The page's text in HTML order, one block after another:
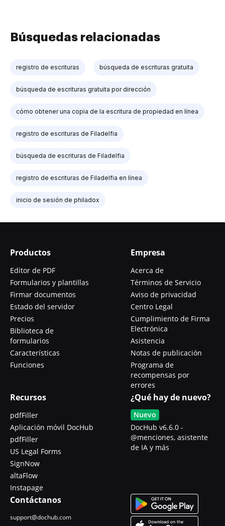
Búsquedas relacionadas
registro de escrituras búsqueda de escrituras gratuita
búsqueda de escrituras gratuita por dirección
cómo obtener una copia de la escritura de propiedad en línea
registro de escrituras de Filadelfia
búsqueda de escrituras de Filadelfia
registro de escrituras de Filadelfia en línea
inicio de sesión de philadox
Productos
Editor de PDF
Formularios y plantillas
Firmar documentos
Estado del servidor
Precios
Biblioteca de
formularios
Características
Funciones
Empresa
Acerca de
Términos de Servicio
Aviso de privacidad
Centro Legal
Cumplimiento de Firma
Electrónica
Asistencia
Notas de publicación
Programa de
recompensas por
errores
Recursos
pdfFiller
Aplicación móvil DocHub
pdfFiller
US Legal Forms
SignNow
altaFlow
Instapage
¿Qué hay de nuevo?
Nuevo
DocHub v6.6.0 -
@menciones, asistente
de IA y más
Contáctanos
support@dochub.com